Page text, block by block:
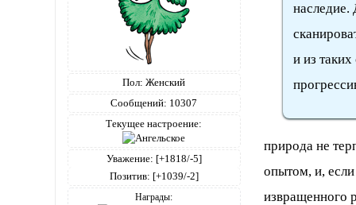
Пол: Женский
Сообщений: 10307
Текущее настроение:
Уважение: [+1818/-5]
Позитив: [+1039/-2]
Награды:
наследие.
и из
природа не
опытом, и,
извращенного